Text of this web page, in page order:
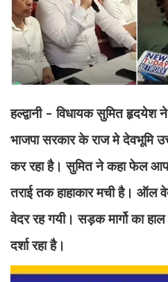
हल्द्वानी - विधायक सुमित
भाजपा सरकार के राज मे देवभूमि
कर रहा है। सुमित ने कहा फेल
तराई तक हाहाकार मची है। ऑल
वेदर रह गयी। सड़क मार्गो का
दर्शा रहा है।